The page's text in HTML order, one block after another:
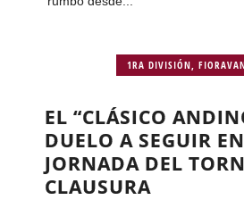
1RA DIVISIÓN ,
EL “CLÁSICO
DUELO A SEGUIR
JORNADA DEL
CLAUSURA